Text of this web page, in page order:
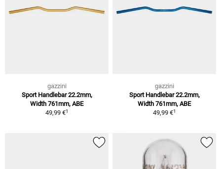
gazzini
Sport Handlebar 22.2mm,
Width 761mm, ABE
49,99 €1
gazzini
Sport Handlebar 22.2mm,
Width 761mm, ABE
49,99 €1